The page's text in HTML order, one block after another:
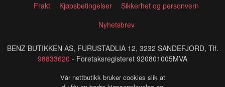
Frakt Kjøpsbetingelser
Sikkerhet og personvern
Nyhetsbrev
BENZ BUTIKKEN AS, FURUSTADLIA 12, 3232 SANDEFJORD, Tlf.
98833620 - Foretaksregisteret 920801005MVA
Vår nettbutikk bruker cookies slik at